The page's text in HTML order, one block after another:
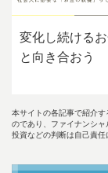
変化し続ける
と向き合おう
本サイトの各記事で紹介
のであり、ファイナンシャ
投資などの判断は自己責任